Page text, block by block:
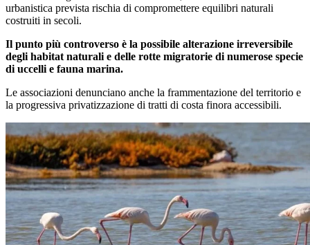
urbanistica prevista rischia di compromettere equilibri naturali
costruiti in secoli.
Il punto più controverso è la possibile alterazione irreversibile
degli habitat naturali e delle rotte migratorie di numerose specie
di uccelli e fauna marina.
Le associazioni denunciano anche la frammentazione del territorio e
la progressiva privatizzazione di tratti di costa finora accessibili.